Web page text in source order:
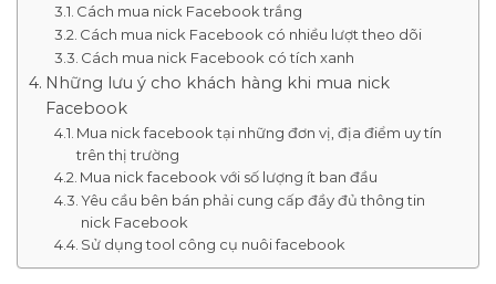
Cách mua nick Facebook trắng
Cách mua nick Facebook có nhiều lượt theo dõi
Cách mua nick Facebook có tích xanh
Những lưu ý cho khách hàng khi mua nick
Facebook
Mua nick facebook tại những đơn vị, địa điểm uy tín
trên thị trường
Mua nick facebook với số lượng ít ban đầu
Yêu cầu bên bán phải cung cấp đầy đủ thông tin
nick Facebook
Sử dụng tool công cụ nuôi facebook